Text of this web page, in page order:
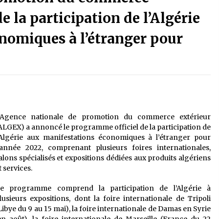
5 ans ago
Le monstrueux vieillard (Un récit
la participation de l’Algérie
à l’étranger pour
nationale de promotion du commerce extérieur
a annoncé le programme officiel de la participation de
aux manifestations économiques à l’étranger pour
2022, comprenant plusieurs foires internationales,
spécialisés et expositions dédiées aux produits algériens
services.
programme comprend la participation de l’Algérie à
expositions, dont la foire internationale de Tripoli
du 9 au 15 mai), la foire internationale de Damas en Syrie